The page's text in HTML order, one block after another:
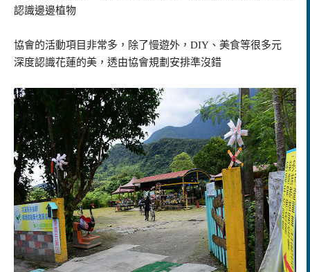
認識邊邊植物
協會的活動項目非常多，除了慢遊外，DIY、美食等很多元
深度認識花蓮的美，透由協會規劃安排準沒錯